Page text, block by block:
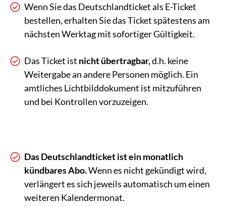
Wenn Sie das Deutschlandticket als E-Ticket
bestellen, erhalten Sie das Ticket spätestens am
nächsten Werktag mit sofortiger Gültigkeit.
Das Ticket ist nicht übertragbar,d.h. keine
Weitergabe an andere Personen möglich. Ein
amtliches Lichtbilddokument ist mitzuführen
und bei Kontrollen vorzuzeigen.
Das Deutschlandticket ist ein monatlich
kündbares Abo.Wenn es nicht gekündigt wird,
verlängert es sich jeweils automatisch um einen
weiteren Kalendermonat.